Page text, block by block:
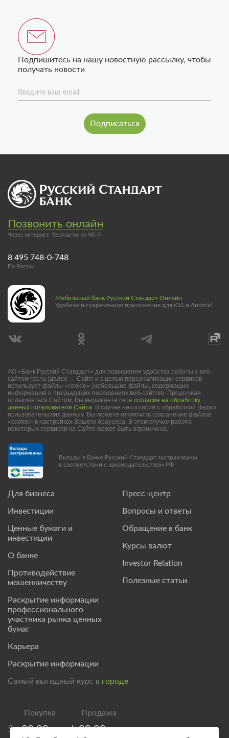
Подпишитесь на нашу новостную рассылку, чтобы
получать новости
Введите ваш email
Позвонить онлайн
Через интернет, бесплатно по Wi-Fi
8 495 748-0-748
По России
Для бизнеса
Инвестиции
Ценные бумаги и
инвестиции
О банке
Противодействие
мошенничеству
Раскрытие информации
профессионального
участника рынка ценных
бумаг
Карьера
Раскрытие информации
Пресс-центр
Вопросы и ответы
Обращение в банк
Курсы валют
Investor Relation
Полезные статьи
Мобильный банк Русский Стандарт Онлайн
Удобное и современное приложение для iOS и Android
АО «Банк Русский Стандарт» для повышения удобства работы с веб-
сайтом rsb.ru (далее — Сайт) и с целью персонализации сервисов
использует файлы «cookie» (небольшие файлы, содержащие
информацию о предыдущих посещениях веб-сайтов). Продолжая
пользоваться Сайтом, Вы выражаете своё согласие на обработку
данных пользователя Сайта. В случае несогласия с обработкой Ваших
пользовательских данных Вы можете отключить сохранение файлов
«cookie» в настройках Вашего браузера. В этом случае работа
некоторых сервисов на Сайте может быть ограничена.
Вклады в Банке Русский Стандарт застрахованы
в соответствии с законодательством РФ
Самый выгодный курс в городе
$ 83,00 / 89,00